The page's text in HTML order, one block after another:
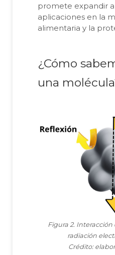
promete expandir
aplicaciones en la
alimentaria y la
¿Cómo
una
Figura 2.
radiación
Crédito: